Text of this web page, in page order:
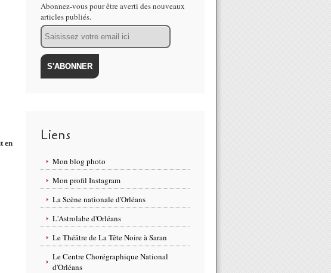
en
Abonnez-vous pour être averti des nouveaux
articles publiés.
Email
Liens
Mon blog photo
Mon profil Instagram
La Scène nationale d'Orléans
L'Astrolabe d'Orléans
Le Théâtre de La Tête Noire à Saran
Le Centre Chorégraphique National
d'Orléans